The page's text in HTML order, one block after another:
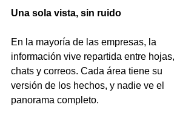
Una sola vista, sin ruido
En la mayoría de las empresas, la
información vive repartida entre hojas,
chats y correos. Cada área tiene su
versión de los hechos, y nadie ve el
panorama completo.